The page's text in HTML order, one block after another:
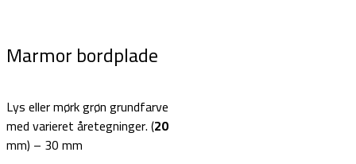
Marmor bordplade
Lys eller mørk grøn grundfarve
med varieret åretegninger. (20
mm) – 30 mm